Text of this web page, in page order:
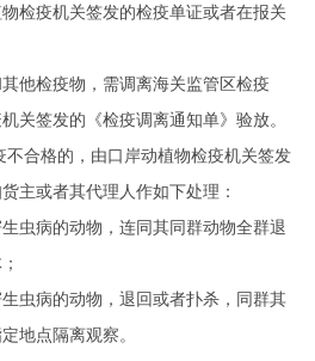
检疫机关签发的检疫单证或者在报关
他检疫物，需调离海关监管区检疫
关签发的《检疫调离通知单》验放。
不合格的，由口岸动植物检疫机关签发
主或者其代理人作如下处理：
虫病的动物，连同其同群动物全群退
生虫病的动物，退回或者扑杀，同群其
地点隔离观察。